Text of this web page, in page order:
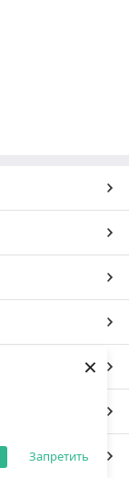
Запретить
×